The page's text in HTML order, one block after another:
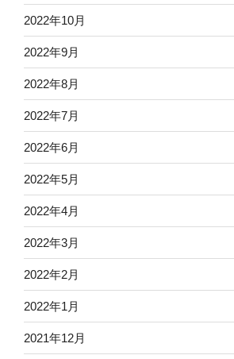
2022年10月
2022年9月
2022年8月
2022年7月
2022年6月
2022年5月
2022年4月
2022年3月
2022年2月
2022年1月
2021年12月